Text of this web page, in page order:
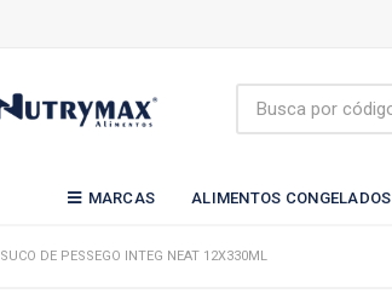
MARCAS ALIMENTOS CONGELADOS
SUCO DE PESSEGO INTEG NEAT 12X330ML